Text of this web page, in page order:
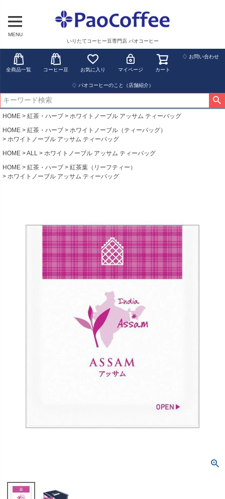
MENU
いりたてコーヒー豆専門店 パオコーヒー
全商品一覧 コーヒー豆 お気に入り マイページ カート
♢ お問い合わせ
♢ パオコーヒーのこと（店舗紹介）
HOME 紅茶・ハーブ
ホワイトノーブル アッサム ティーバッグ
HOME
紅茶・ハーブ
ホワイトノーブル（ティーバッグ）
ホワイトノーブル アッサム ティーバッグ
HOME
ALL
ホワイトノーブル アッサム ティーバッグ
HOME
紅茶・ハーブ
紅茶葉（リーフティー）
ホワイトノーブル アッサム ティーバッグ